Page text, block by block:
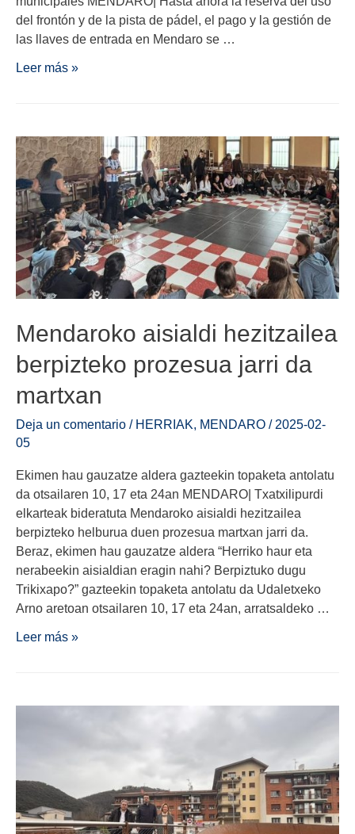
del frontón y de la pista de pádel, el pago y la gestión de
las llaves de entrada en Mendaro se …
Leer más »
Mendaroko aisialdi hezitzailea
berpizteko prozesua jarri da
martxan
Deja un comentario / HERRIAK, MENDARO / 2025-02-
05
Ekimen hau gauzatze aldera gazteekin topaketa antolatu
da otsailaren 10, 17 eta 24an MENDARO| Txatxilipurdi
elkarteak bideratuta Mendaroko aisialdi hezitzailea
berpizteko helburua duen prozesua martxan jarri da.
Beraz, ekimen hau gauzatze aldera “Herriko haur eta
nerabeekin aisialdian eragin nahi? Berpiztuko dugu
Trikixapo?” gazteekin topaketa antolatu da Udaletxeko
Arno aretoan otsailaren 10, 17 eta 24an, arratsaldeko …
Leer más »